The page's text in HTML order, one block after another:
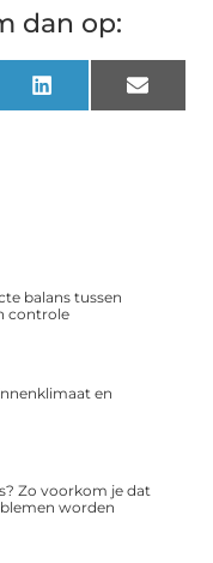
dan op:
LinkedIn Email
balans tussen
controle
en
Zo voorkom je dat
worden